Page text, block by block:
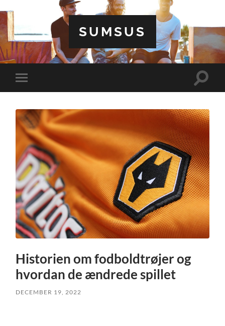
SUMSUS
Toggle
mobile
Toggle
Historien om fodboldtrøjer og
hvordan de ændrede spillet
DECEMBER 19, 2022